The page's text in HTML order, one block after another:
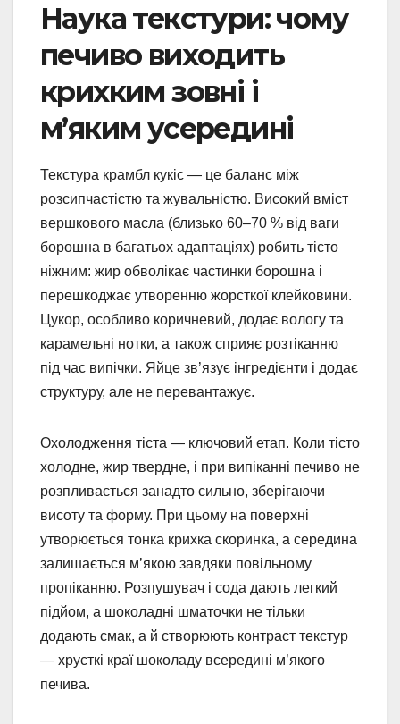
Наука текстури: чому
печиво виходить
крихким зовні і
м’яким усередині
Текстура крамбл кукіс — це баланс між
розсипчастістю та жувальністю. Високий вміст
вершкового масла (близько 60–70 % від ваги
борошна в багатьох адаптаціях) робить тісто
ніжним: жир обволікає частинки борошна і
перешкоджає утворенню жорсткої клейковини.
Цукор, особливо коричневий, додає вологу та
карамельні нотки, а також сприяє розтіканню
під час випічки. Яйце зв’язує інгредієнти і додає
структуру, але не перевантажує.
Охолодження тіста — ключовий етап. Коли тісто
холодне, жир твердне, і при випіканні печиво не
розпливається занадто сильно, зберігаючи
висоту та форму. При цьому на поверхні
утворюється тонка крихка скоринка, а середина
залишається м’якою завдяки повільному
пропіканню. Розпушувач і сода дають легкий
підйом, а шоколадні шматочки не тільки
додають смак, а й створюють контраст текстур
— хрусткі краї шоколаду всередині м’якого
печива.